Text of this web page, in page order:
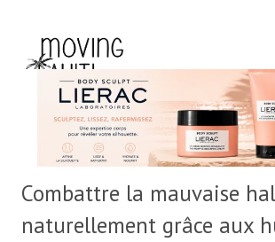
Combattre la mauvaise
naturellement grâce aux